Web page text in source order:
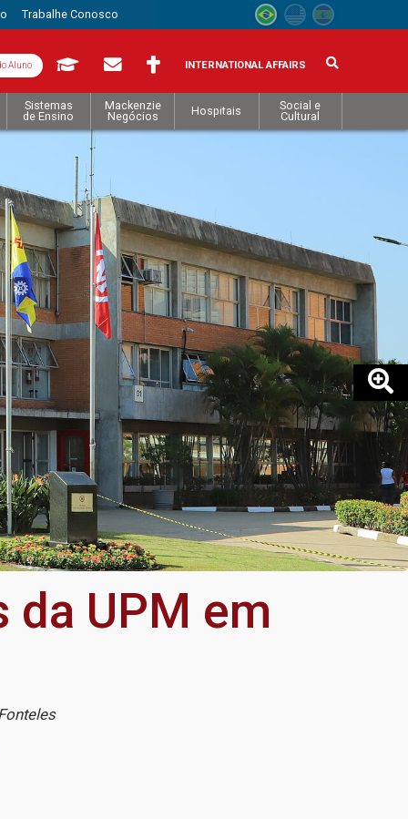
Trabalhe Conosco
Aluno INTERNATIONAL AFFAIRS
Sistemas
de Ensino
Mackenzie
Negócios
Hospitais
Social e
Cultural
UPM em